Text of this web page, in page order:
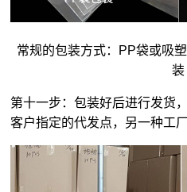
常规的包装方式：PP袋或吸
装
第十一步：包装好后进行发货
客户指定的代发点，另一种工